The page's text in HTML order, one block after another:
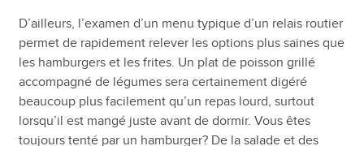
D’ailleurs, l’examen d’un menu typique d’un relais routier
permet de rapidement relever les options plus saines que
les hamburgers et les frites. Un plat de poisson grillé
accompagné de légumes sera certainement digéré
beaucoup plus facilement qu’un repas lourd, surtout
lorsqu’il est mangé juste avant de dormir. Vous êtes
toujours tenté par un hamburger? De la salade et des